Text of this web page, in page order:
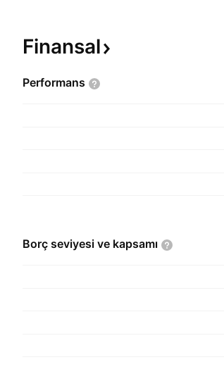
Finansal
Performans
Borç seviyesi ve kapsamı